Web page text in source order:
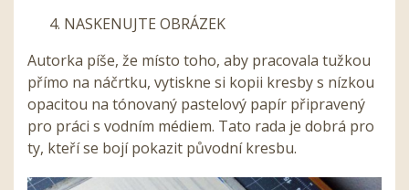
NASKENUJTE OBRÁZEK
Autorka píše, že místo toho, aby pracovala tužkou
přímo na náčrtku, vytiskne si kopii kresby s nízkou
opacitou na tónovaný pastelový papír připravený
pro práci s vodním médiem. Tato rada je dobrá pro
ty, kteří se bojí pokazit původní kresbu.